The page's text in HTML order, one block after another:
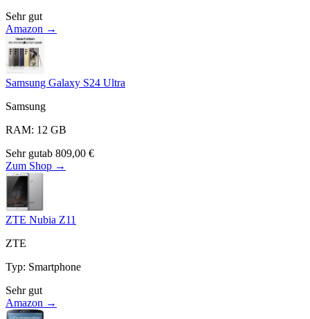
Sehr gut
Amazon →
Samsung Galaxy S24 Ultra
Samsung
RAM: 12 GB
Sehr gutab 809,00 €
Zum Shop →
ZTE Nubia Z11
ZTE
Typ: Smartphone
Sehr gut
Amazon →